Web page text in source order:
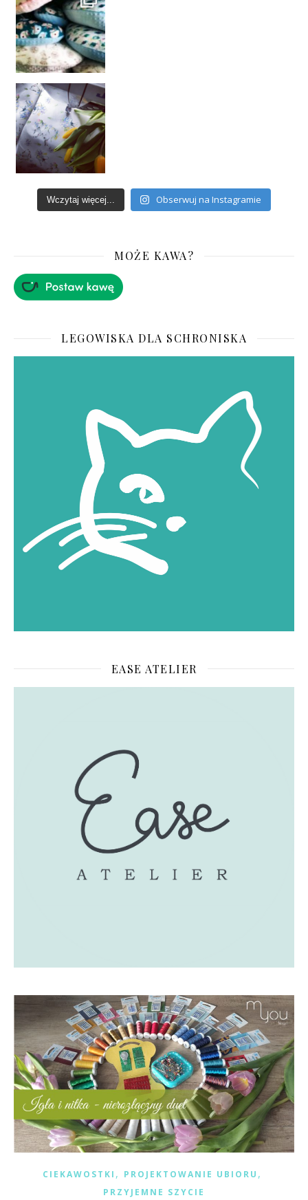
Wczytaj więcej... Obserwuj na Instagramie
MOŻE KAWA?
LEGOWISKA DLA SCHRONISKA
EASE ATELIER
CIEKAWOSTKI , PROJEKTOWANIE UBIORU ,
PRZYJEMNE SZYCIE